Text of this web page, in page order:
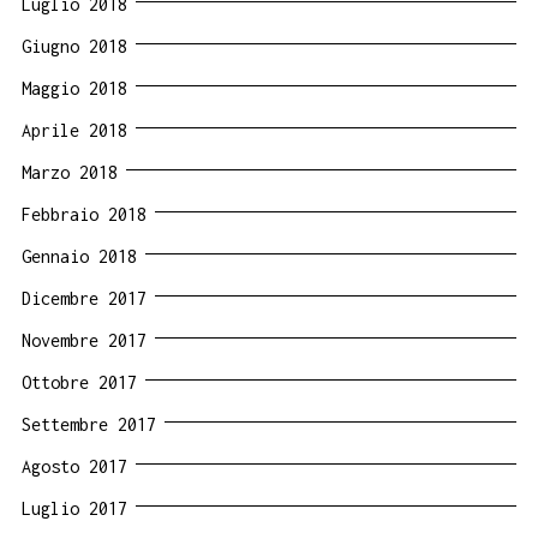
Giugno 2018
Maggio 2018
Aprile 2018
Marzo 2018
Febbraio 2018
Gennaio 2018
Dicembre 2017
Novembre 2017
Ottobre 2017
Settembre 2017
Agosto 2017
Luglio 2017